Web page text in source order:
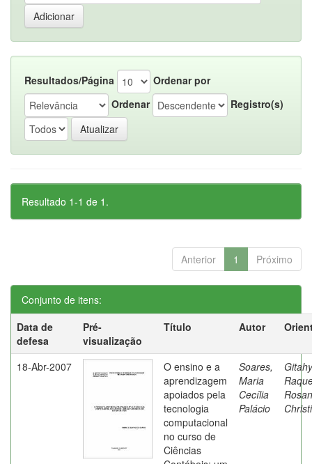
Resultados/Página
Ordenar por
Ordenar
Registro(s)
Resultado 1-1 de 1.
Anterior 1 Próximo
Conjunto de itens:
Data de
defesa
Pré-
visualização
Título Autor
18-Abr-2007
O ensino e a
aprendizagem
apoiados pela
tecnologia
computacional
no curso de
Ciências
Soares,
Maria
Cecília
Palácio
Rosan